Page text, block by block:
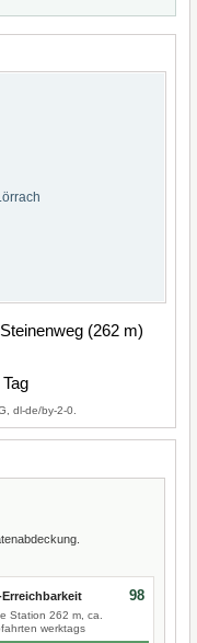
(262 m)
dl-de/by-2-0.
Erreichbarkeit
Station 262 m, ca.
werktags
98